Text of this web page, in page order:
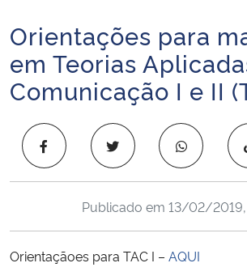
Ministério da Infraestrutura
Ministério da Agricultura, Pecuária e Abastecimento
Ministério da Cidadania
Início do conteúdo
Orientações para
em Teorias
Comunicação I e II
Publicado em 13/02/2019,
Orientaçãoes para TAC I – AQUI